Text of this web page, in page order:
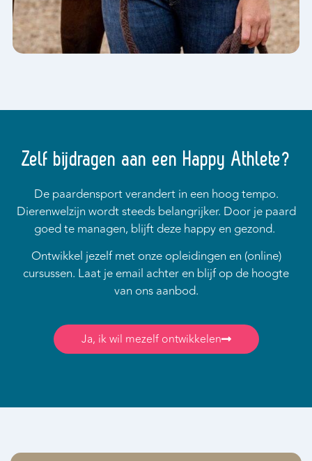
Zelf bijdragen aan een Happy Athlete?
De paardensport verandert in een hoog tempo.
Dierenwelzijn wordt steeds belangrijker. Door je paard
goed te managen, blijft deze happy en gezond.
Ontwikkel jezelf met onze opleidingen en (online)
cursussen. Laat je email achter en blijf op de hoogte
van ons aanbod.
Ja, ik wil mezelf ontwikkelen